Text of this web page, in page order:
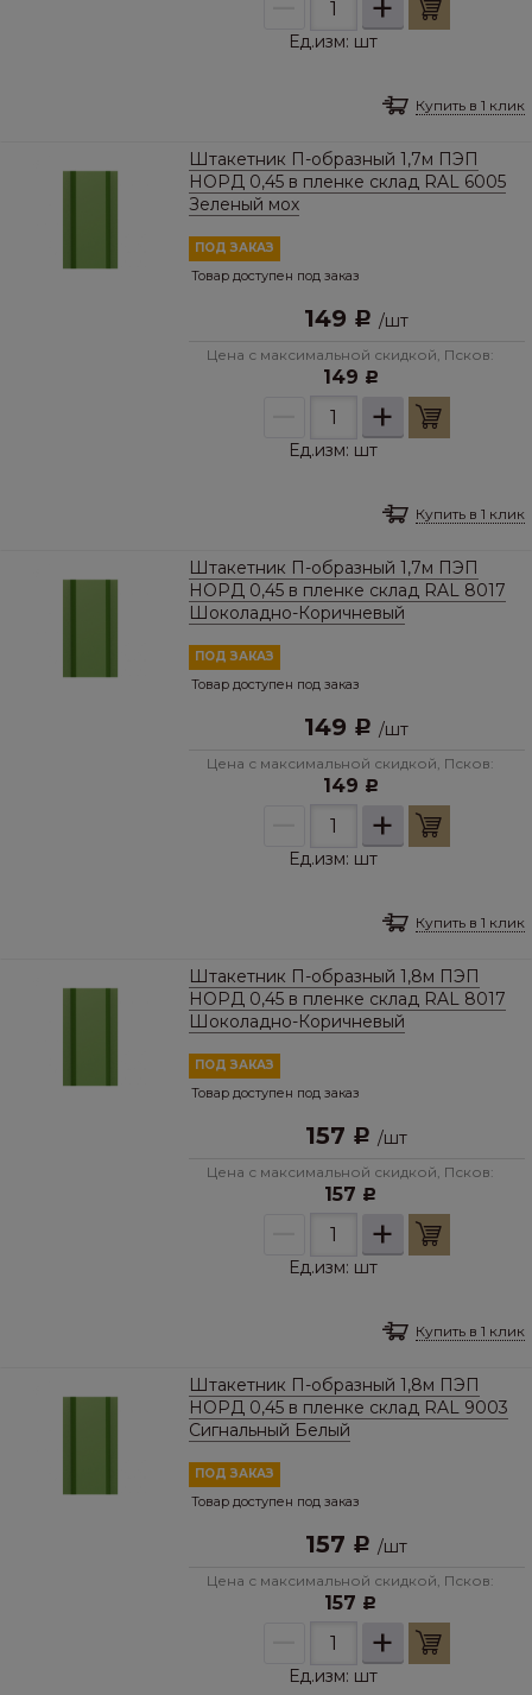
Ед.изм: шт
Купить в 1 клик
Штакетник П-образный 1,7м ПЭП
НОРД 0,45 в пленке склад RAL 6005
Зеленый мох
ПОД ЗАКАЗ
Товар доступен под заказ
149 Р /шт
Цена с максимальной скидкой, Псков:
149 Р
+
Ед.изм: шт
Купить в 1 клик
Штакетник П-образный 1,7м ПЭП
НОРД 0,45 в пленке склад RAL 8017
Шоколадно-Коричневый
ПОД ЗАКАЗ
Товар доступен под заказ
149 Р /шт
Цена с максимальной скидкой, Псков:
149 Р
+
Ед.изм: шт
Купить в 1 клик
Штакетник П-образный 1,8м ПЭП
НОРД 0,45 в пленке склад RAL 8017
Шоколадно-Коричневый
ПОД ЗАКАЗ
Товар доступен под заказ
157 Р /шт
Цена с максимальной скидкой, Псков:
157 Р
+
Ед.изм: шт
Купить в 1 клик
Штакетник П-образный 1,8м ПЭП
НОРД 0,45 в пленке склад RAL 9003
Сигнальный Белый
ПОД ЗАКАЗ
Товар доступен под заказ
157 Р /шт
Цена с максимальной скидкой, Псков:
157 Р
+
Ед.изм: шт